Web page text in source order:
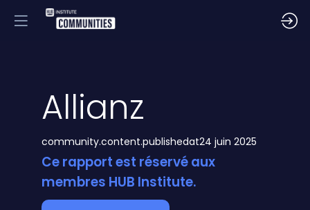
Allianz
community.content.publishedat24 juin 2025
Ce rapport est réservé aux
membres HUB Institute.